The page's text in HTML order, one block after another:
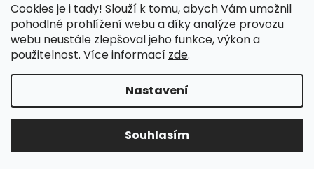
Cookies je i tady! Slouží k tomu, abych Vám umožnil
pohodlné prohlížení webu a díky analýze provozu
webu neustále zlepšoval jeho funkce, výkon a
použitelnost. Více informací zde.
Nastavení
Souhlasím
Hodnocení produktu je 5 z 5 hvězdiček.
| Petra Hejátková
Vytvořil Shoptet
IndickeSaty.cz
vyhrazena.